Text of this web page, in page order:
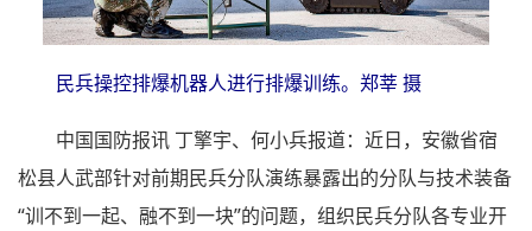
民兵操控排爆机器人进行排爆训练。郑莘 摄
中国国防报讯 丁擎宇、何小兵报道：近日，安徽省宿
松县人武部针对前期民兵分队演练暴露出的分队与技术装备
“训不到一起、融不到一块”的问题，组织民兵分队各专业开